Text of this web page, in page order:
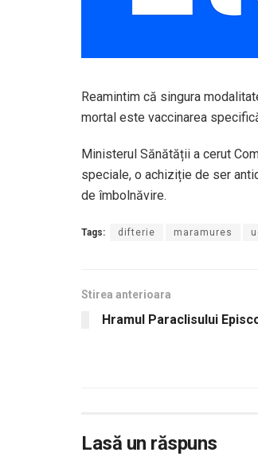
Reamintim că singura
mortal este vaccinarea
Ministerul Sănătății a cerut
speciale, o achiziție de ser
de îmbolnăvire.
Tags: difterie maramures
Stirea anterioara
Hramul Paraclisului
Lasă un răspuns